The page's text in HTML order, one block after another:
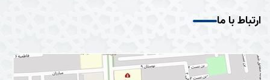
ارتباط با ما